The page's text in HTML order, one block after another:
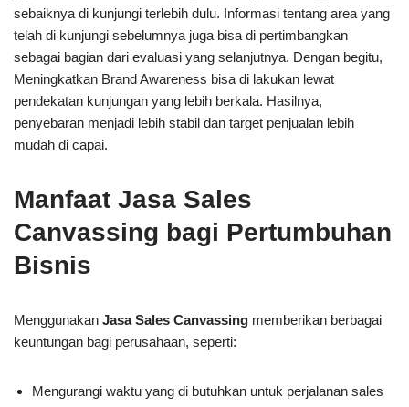
sebaiknya di kunjungi terlebih dulu. Informasi tentang area yang
telah di kunjungi sebelumnya juga bisa di pertimbangkan
sebagai bagian dari evaluasi yang selanjutnya. Dengan begitu,
Meningkatkan Brand Awareness bisa di lakukan lewat
pendekatan kunjungan yang lebih berkala. Hasilnya,
penyebaran menjadi lebih stabil dan target penjualan lebih
mudah di capai.
Manfaat Jasa Sales
Canvassing bagi Pertumbuhan
Bisnis
Menggunakan Jasa Sales Canvassing memberikan berbagai
keuntungan bagi perusahaan, seperti:
Mengurangi waktu yang di butuhkan untuk perjalanan sales